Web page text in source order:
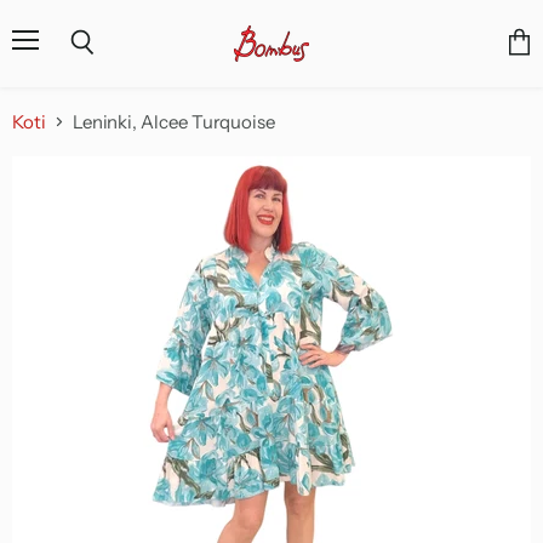
Koti Leninki, Alcee Turquoise